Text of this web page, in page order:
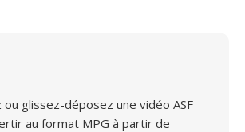
ou glissez-déposez une vidéo ASF
au format MPG à partir de